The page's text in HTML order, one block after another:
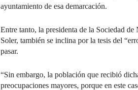
ayuntamiento de esa demarcación.
Entre tanto, la presidenta de la Sociedad
Soler, también se inclina por la tesis del
pasar.
“Sin embargo, la población que recibió
preocupaciones mayores, porque en este